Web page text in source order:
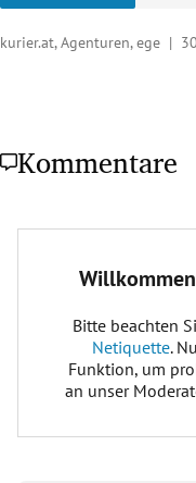
kurier.at, Agenturen, ege |
Kommentare